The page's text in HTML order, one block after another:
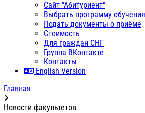
Сайт "Абитуриент"
Выбрать программу обучения
Подать документы о приёме
Стоимость
Для граждан СНГ
Группа ВКонтакте
Контакты
English Version
Главная
Новости факультетов